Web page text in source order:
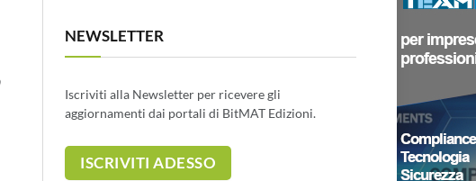
NEWSLETTER
Iscriviti alla Newsletter per ricevere gli
aggiornamenti dai portali di BitMAT Edizioni.